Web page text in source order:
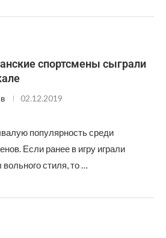
спортсмены сыграли
02.12.2019
популярность среди
Если ранее в игру играли
стиля, то …